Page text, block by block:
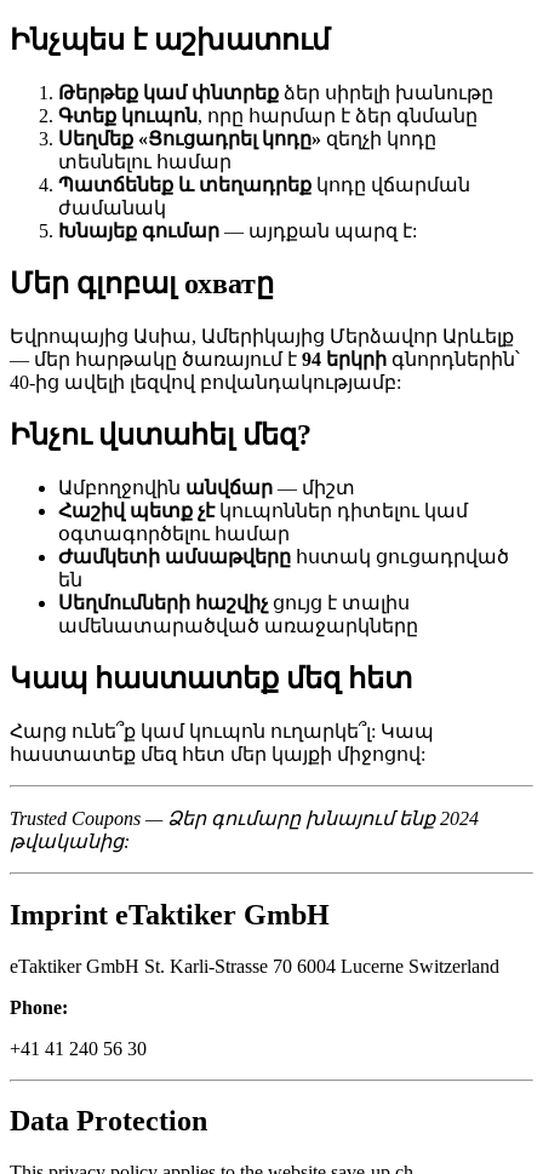
Ինչպես է աշխատում
Թերթեք կամ փնտրեք ձեր սիրելի խանութը
Գտեք կուպոն, որը հարմար է ձեր գնմանը
Սեղմեք «Ցուցադրել կոդը» զեղչի կոդը
տեսնելու համար
Պատճենեք և տեղադրեք կոդը վճարման
ժամանակ
Խնայեք գումար — այդքան պարզ է:
Մեր գլոբալ охватը
Եվրոպայից Ասիա, Ամերիկայից Մերձավոր Արևելք
— մեր հարթակը ծառայում է 94 երկրի գնորդներին՝
40-ից ավելի լեզվով բովանդակությամբ:
Ինչու վստահել մեզ?
Ամբողջովին անվճար — միշտ
Հաշիվ պետք չէկուպոններ դիտելու կամ
օգտագործելու համար
Ժամկետի ամսաթվերը հստակ ցուցադրված
են
Սեղմումների հաշվիչ ցույց է տալիս
ամենատարածված առաջարկները
Կապ հաստատեք մեզ հետ
Հարց ունե՞ք կամ կուպոն ուղարկե՞լ: Կապ
հաստատեք մեզ հետ մեր կայքի միջոցով:
Trusted Coupons — Ձեր գումարը խնայում ենք 2024
թվականից:
Imprint eTaktiker GmbH
eTaktiker GmbH St. Karli-Strasse 70 6004 Lucerne Switzerland
Phone:
+41 41 240 56 30
Data Protection